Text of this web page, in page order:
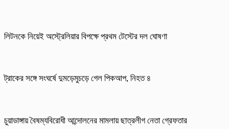
লিটনকে নিয়েই অস্ট্রেলিয়ার বিপক্ষে প্রথম টেস্টের দল ঘোষণা
ট্রাকের সঙ্গে সংঘর্ষে দুমড়েমুচড়ে গেল পিকআপ, নিহত ৪
চুয়াডাঙ্গায় বৈষম্যবিরোধী আন্দোলনের মামলায় ছাত্রলীগ নেতা গ্রেফতার